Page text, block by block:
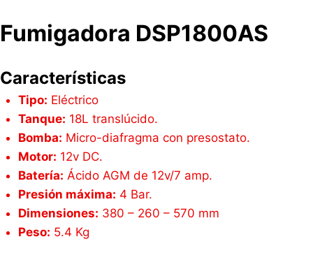
Fumigadora DSP1800AS
Características
Tipo: Eléctrico
Tanque: 18L translúcido.
Bomba: Micro-diafragma con presostato.
Motor: 12v DC.
Batería: Ácido AGM de 12v/7 amp.
Presión máxima: 4 Bar.
Dimensiones: 380 – 260 – 570 mm
Peso: 5.4 Kg